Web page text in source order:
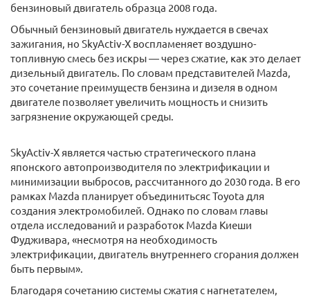
бензиновый двигатель образца 2008 года.
Обычный бензиновый двигатель нуждается в свечах
зажигания, но SkyActiv-X воспламеняет воздушно-
топливную смесь без искры — через сжатие, как это делает
дизельный двигатель. По словам представителей Mazda,
это сочетание преимуществ бензина и дизеля в одном
двигателе позволяет увеличить мощность и снизить
загрязнение окружающей среды.
SkyActiv-X является частью стратегического плана
японского автопроизводителя по электрификации и
минимизации выбросов, рассчитанного до 2030 года. В его
рамках Mazda планирует объединитьсяс Toyota для
создания электромобилей. Однако по словам главы
отдела исследований и разработок Mazda Киеши
Фудживара, «несмотря на необходимость
электрификации, двигатель внутреннего сгорания должен
быть первым».
Благодаря сочетанию системы сжатия с нагнетателем,